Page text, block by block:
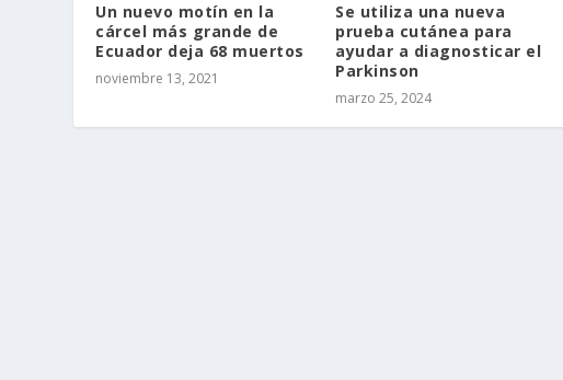
Un nuevo motín en la
cárcel más grande de
Ecuador deja 68 muertos
noviembre 13, 2021
Se utiliza una nueva
prueba cutánea para
ayudar a diagnosticar el
Parkinson
marzo 25, 2024